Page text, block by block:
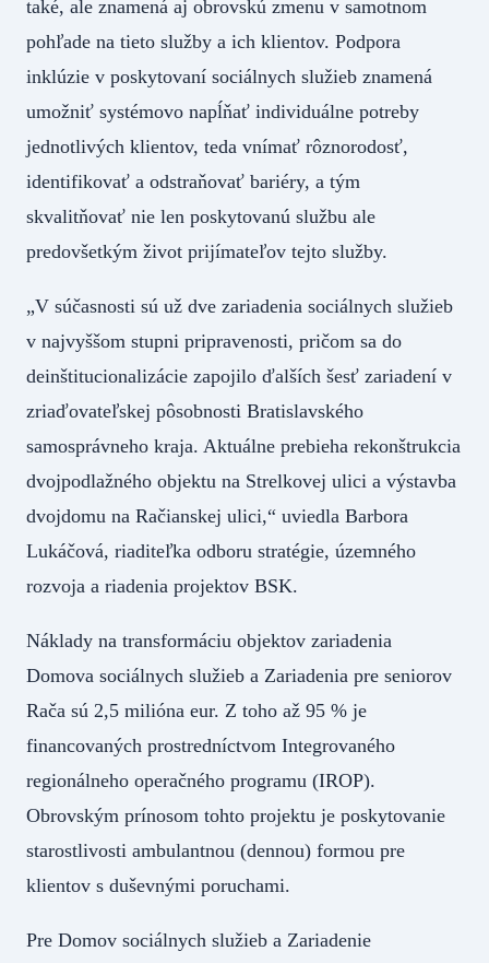
také, ale znamená aj obrovskú zmenu v samotnom
pohľade na tieto služby a ich klientov. Podpora
inklúzie v poskytovaní sociálnych služieb znamená
umožniť systémovo napĺňať individuálne potreby
jednotlivých klientov, teda vnímať rôznorodosť,
identifikovať a odstraňovať bariéry, a tým
skvalitňovať nie len poskytovanú službu ale
predovšetkým život prijímateľov tejto služby.
„V súčasnosti sú už dve zariadenia sociálnych služieb
v najvyššom stupni pripravenosti, pričom sa do
deinštitucionalizácie zapojilo ďalších šesť zariadení v
zriaďovateľskej pôsobnosti Bratislavského
samosprávneho kraja. Aktuálne prebieha rekonštrukcia
dvojpodlažného objektu na Strelkovej ulici a výstavba
dvojdomu na Račianskej ulici,“ uviedla Barbora
Lukáčová, riaditeľka odboru stratégie, územného
rozvoja a riadenia projektov BSK.
Náklady na transformáciu objektov zariadenia
Domova sociálnych služieb a Zariadenia pre seniorov
Rača sú 2,5 milióna eur. Z toho až 95 % je
financovaných prostredníctvom Integrovaného
regionálneho operačného programu (IROP).
Obrovským prínosom tohto projektu je poskytovanie
starostlivosti ambulantnou (dennou) formou pre
klientov s duševnými poruchami.
Pre Domov sociálnych služieb a Zariadenie